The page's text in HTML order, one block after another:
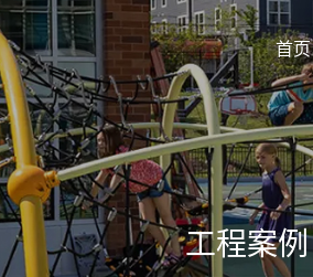
首页
工程案例